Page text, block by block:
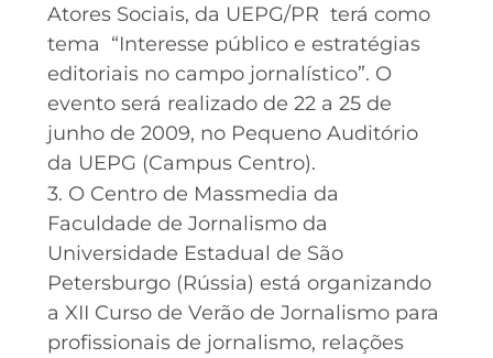
Atores Sociais, da UEPG/PR terá como
tema “Interesse público e estratégias
editoriais no campo jornalístico”. O
evento será realizado de 22 a 25 de
junho de 2009, no Pequeno Auditório
da UEPG (Campus Centro).
3. O Centro de Massmedia da
Faculdade de Jornalismo da
Universidade Estadual de São
Petersburgo (Rússia) está organizando
a XII Curso de Verão de Jornalismo para
profissionais de jornalismo, relações